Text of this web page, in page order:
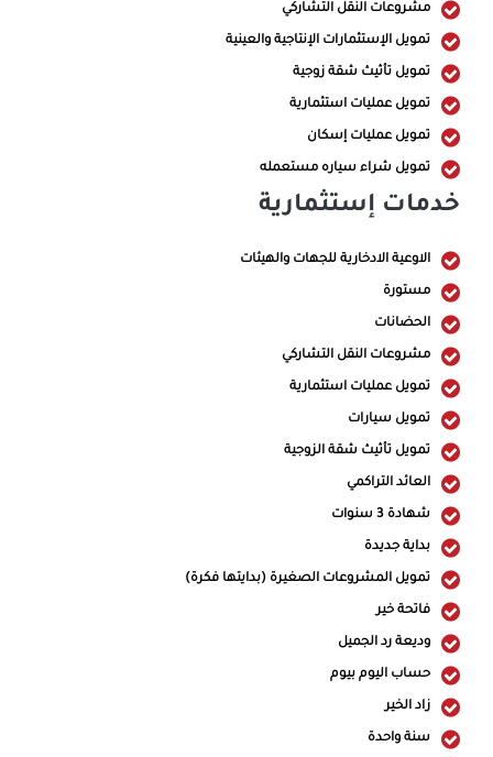
مشروعات النقل التشاركي
تمويل الإستثمارات الإنتاجية والعينية
تمويل تأثيث شقة زوجية
تمويل عمليات استثمارية
تمويل عمليات إسكان
تمويل شراء سياره مستعمله
خدمات إستثمارية
الاوعية الادخارية للجهات والهيئات
مستورة
الحضانات
مشروعات النقل التشاركي
تمويل عمليات استثمارية
تمويل سيارات
تمويل تأثيث شقة الزوجية
العائد التراكمي
شهادة 3 سنوات
بداية جديدة
تمويل المشروعات الصغيرة (بدايتها فكرة)
فاتحة خير
وديعة رد الجميل
حساب اليوم بيوم
زاد الخير
سنة واحدة